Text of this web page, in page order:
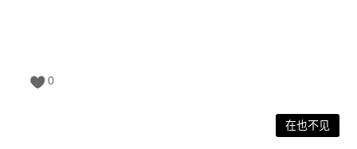
0
在也不见